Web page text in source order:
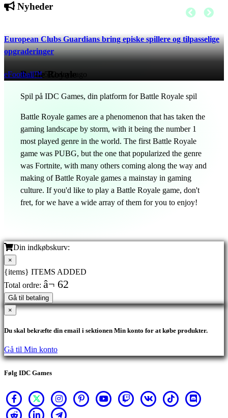
Nyheder
European Clubs Guardians bring episke spillere og tilpasselige
opgraderinger
eFootball™ 522 days ago
Battle Royale
Spil på IDC Games, din platform for Battle Royale spil
Battle Royale games are a phenomenon that has taken the
gaming landscape by storm, with it being the number 1
most played genre in the world. The first Battle Royale
game was PUBG, but the one that popularized the genre
was Fortnite, with many others coming along the way and
making of Battle Royale games a mainstay in gaming
culture. If you'd like to play a Battle Royale game, don't
fret, for we have a wide array of them for you to enjoy!
Din indkøbskurv:
×
{items} ITEMS ADDED
Total ordre: â¬ 62
Gå til betaling
×
Du skal bekræfte din email i sektionen Min konto for at købe produkter.
Gå til Min konto
Følg IDC Games